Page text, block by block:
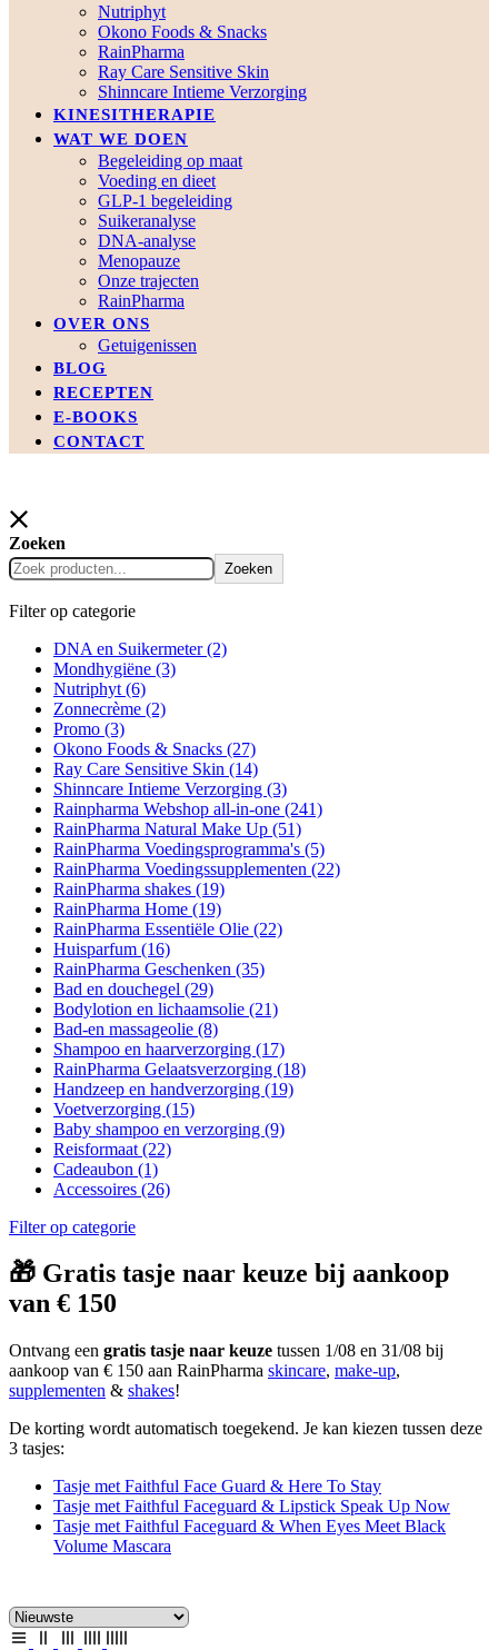
Nutriphyt
Okono Foods & Snacks
RainPharma
Ray Care Sensitive Skin
Shinncare Intieme Verzorging
KINESITHERAPIE
WAT WE DOEN
Begeleiding op maat
Voeding en dieet
GLP-1 begeleiding
Suikeranalyse
DNA-analyse
Menopauze
Onze trajecten
RainPharma
OVER ONS
Getuigenissen
BLOG
RECEPTEN
E-BOOKS
CONTACT
Zoeken
Zoeken
Filter op categorie
DNA en Suikermeter(2)
Mondhygiëne (3)
Nutriphyt (6)
Zonnecrème (2)
Promo (3)
Okono Foods & Snacks (27)
Ray Care Sensitive Skin (14)
Shinncare Intieme Verzorging (3)
Rainpharma Webshop all-in-one (241)
RainPharma Natural Make Up (51)
RainPharma Voedingsprogramma's (5)
RainPharma Voedingssupplementen (22)
RainPharma shakes (19)
RainPharma Home (19)
RainPharma Essentiële Olie (22)
Huisparfum (16)
RainPharma Geschenken (35)
Bad en douchegel (29)
Bodylotion en lichaamsolie (21)
Bad-en massageolie (8)
Shampoo en haarverzorging (17)
RainPharma Gelaatsverzorging (18)
Handzeep en handverzorging (19)
Voetverzorging (15)
Baby shampoo en verzorging (9)
Reisformaat (22)
Cadeaubon (1)
Accessoires (26)
Filter op categorie
🎁 Gratis tasje naar keuze bij aankoop
van € 150
Ontvang een gratis tasje naar keuze tussen 1/08 en 31/08 bij
aankoop van € 150 aan RainPharma skincare, make-up,
supplementen & shakes!
De korting wordt automatisch toegekend. Je kan kiezen tussen deze
3 tasjes:
Tasje met Faithful Face Guard & Here To Stay
Tasje met Faithful Faceguard & Lipstick Speak Up Now
Tasje met Faithful Faceguard & When Eyes Meet Black
Volume Mascara